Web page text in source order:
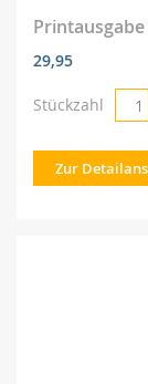
29,95
Stückzahl
Zur